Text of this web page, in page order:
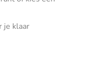
je klaar